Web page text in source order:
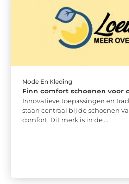
Mode En Kleding
Finn comfort schoenen voor
Innovatieve toepassingen en
staan centraal bij de schoenen
comfort. Dit merk is in de ...